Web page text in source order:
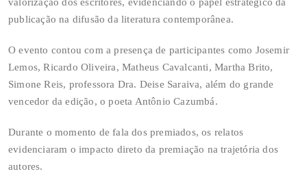
publicação na difusão da literatura contemporânea.
O evento contou com a presença de participantes como Josemir
Lemos, Ricardo Oliveira, Matheus Cavalcanti, Martha Brito,
Simone Reis, professora Dra. Deise Saraiva, além do grande
vencedor da edição, o poeta Antônio Cazumbá.
Durante o momento de fala dos premiados, os relatos
evidenciaram o impacto direto da premiação na trajetória dos
autores.